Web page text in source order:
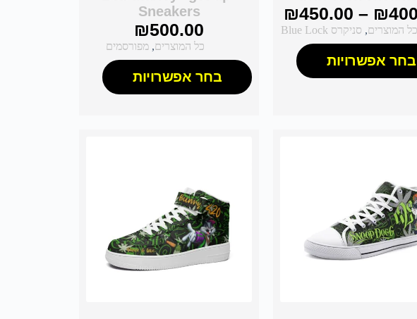
₪
–
₪450.00
כל המוצרים, סניקרס Blue Lock
בחר אפשרויות
Sneakers
₪500.00
כל המוצרים,מפורסמים
בחר אפשרויות